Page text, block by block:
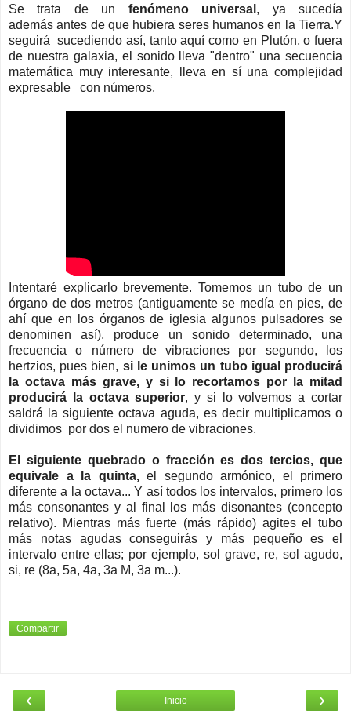
Se trata de un fenómeno universal , ya sucedía
además antes de que hubiera seres humanos en la Tierra.Y
seguirá sucediendo así, tanto aquí como en Plutón, o fuera
de nuestra galaxia, el sonido lleva "dentro" una secuencia
matemática muy interesante, lleva en sí una complejidad
expresable con números.
Intentaré explicarlo brevemente. Tomemos un tubo de un
órgano de dos metros (antiguamente se medía en pies, de
ahí que en los órganos de iglesia algunos pulsadores se
denominen así), produce un sonido determinado, una
frecuencia o número de vibraciones por segundo, los
hertzios, pues bien, si le unimos un tubo igual producirá
la octava más grave, y si lo recortamos por la mitad
producirá la octava superior, y si lo volvemos a cortar
saldrá la siguiente octava aguda, es decir multiplicamos o
dividimos por dos el numero de vibraciones.
El siguiente quebrado o fracción es dos tercios, que
equivale a la quinta,el segundo armónico, el primero
diferente a la octava... Y así todos los intervalos, primero los
más consonantes y al final los más disonantes (concepto
relativo). Mientras más fuerte (más rápido) agites el tubo
más notas agudas conseguirás y más pequeño es el
intervalo entre ellas; por ejemplo, sol grave, re, sol agudo,
si, re (8a, 5a, 4a, 3a M, 3a m...).
Compartir
‹ ›
Inicio